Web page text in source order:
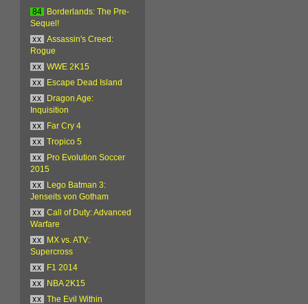
84
Borderlands: The Pre-
Sequel!
xx
Assassin's Creed:
Rogue
xx
WWE 2K15
xx
Escape Dead Island
xx
Dragon Age:
Inquisition
xx
Far Cry 4
xx
Tropico 5
xx
Pro Evolution Soccer
2015
xx
Lego Batman 3:
Jenseits von Gotham
xx
Call of Duty: Advanced
Warfare
xx
MX vs. ATV:
Supercross
xx
F1 2014
xx
NBA 2K15
xx
The Evil Within